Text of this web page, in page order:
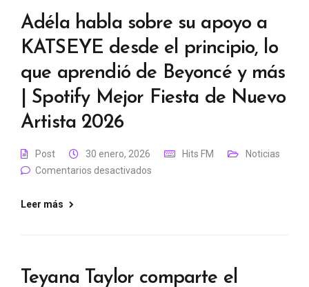
Adéla habla sobre su apoyo a
KATSEYE desde el principio, lo
que aprendió de Beyoncé y más
| Spotify Mejor Fiesta de Nuevo
Artista 2026
Post 30 enero, 2026 Hits FM
Noticias
Comentarios desactivados
Leer más
Teyana Taylor comparte el